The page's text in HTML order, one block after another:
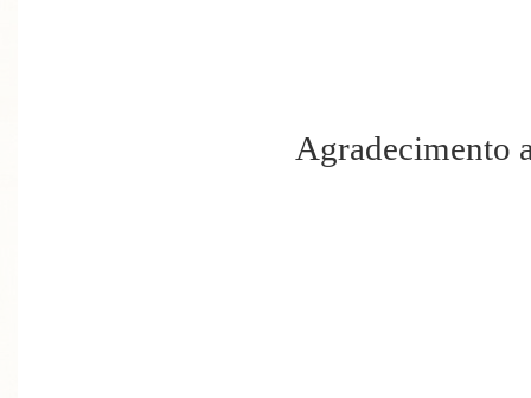
Agradecimento